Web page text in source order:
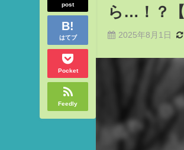
post
はてブ
Pocket
Feedly
ら…！？
2025年8月1日